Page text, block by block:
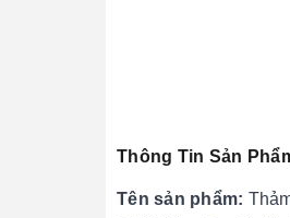
Thông Tin Sản
Tên sản phẩm: